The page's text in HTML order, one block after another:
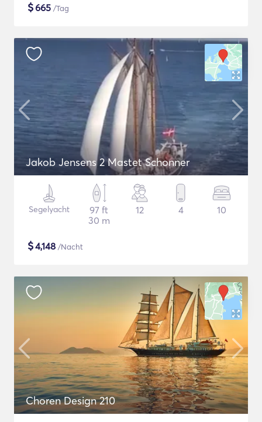
$665 /Tag
Jakob Jensens 2 Mastet Schonner
Segelyacht
97 ft
30 m
12 4 10
$4,148 /Nacht
Choren Design 210